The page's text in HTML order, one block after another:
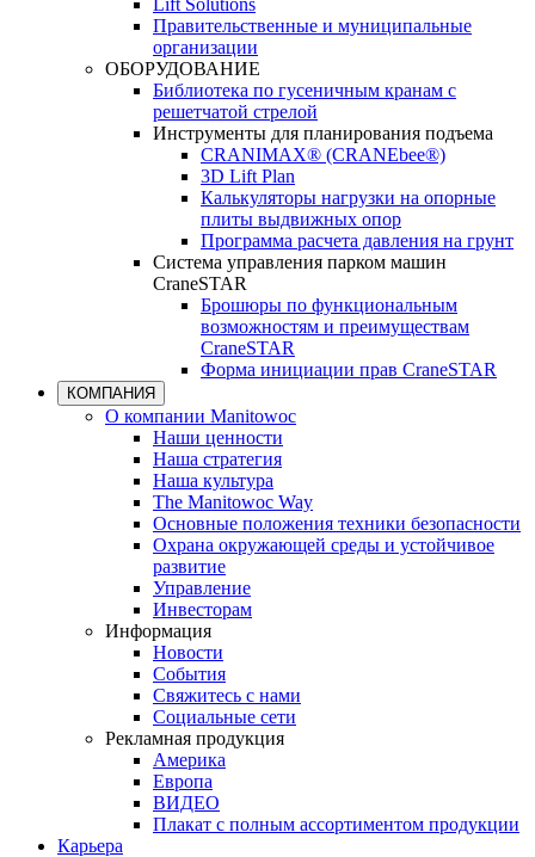
Lift Solutions
Правительственные и муниципальные
организации
ОБОРУДОВАНИЕ
Библиотека по гусеничным кранам с
решетчатой стрелой
Инструменты для планирования подъема
CRANIMAX® (CRANEbee®)
3D Lift Plan
Калькуляторы нагрузки на опорные
плиты выдвижных опор
Программа расчета давления на грунт
Система управления парком машин
CraneSTAR
Брошюры по функциональным
возможностям и преимуществам
CraneSTAR
Форма инициации прав CraneSTAR
КОМПАНИЯ
О компании Manitowoc
Наши ценности
Наша стратегия
Наша культура
The Manitowoc Way
Основные положения техники безопасности
Охрана окружающей среды и устойчивое
развитие
Управление
Инвесторам
Информация
Новости
События
Свяжитесь с нами
Социальные сети
Рекламная продукция
Америка
Европа
ВИДЕО
Плакат с полным ассортиментом продукции
Карьера